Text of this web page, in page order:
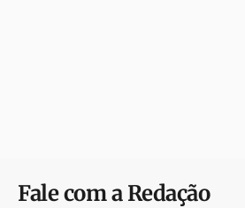
Fale com a Redação